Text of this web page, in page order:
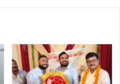
te